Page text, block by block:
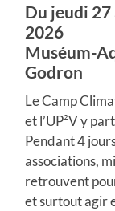
Du jeudi
2026
Muséum-
Godron
Le Camp
et l’UP²V y
Pendant 4
associations,
retrouvent
et surtout agir